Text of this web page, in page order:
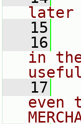
later
   15
   16
in
   17
even